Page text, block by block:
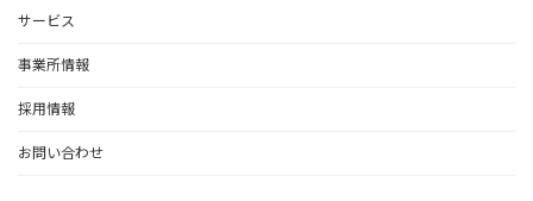
サービス
事業所情報
採用情報
お問い合わせ